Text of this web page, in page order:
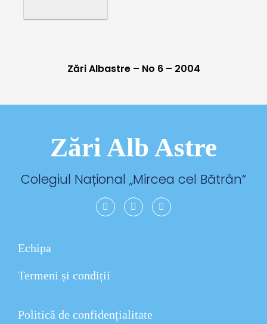
Zări Albastre – No 6 – 2004
Zări Alb Astre
Colegiul Național „Mircea cel Bătrân“
Echipa
Termeni și condiții
Politică de confidențialitate